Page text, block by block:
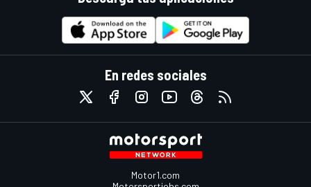
En redes sociales
Motor1.com